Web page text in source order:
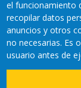
Copyright © 2021
el funcionamiento
recopilar datos
anuncios y otros
no necesarias. Es
usuario antes de